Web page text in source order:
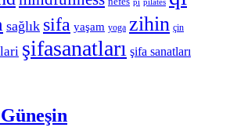
pi pilates
sağlık sifa yaşam yoga zihin çin
şifasanatları şifa sanatları